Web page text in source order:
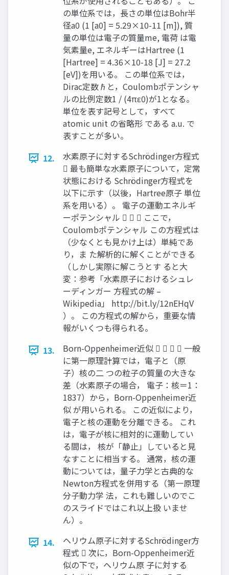
の単位系では，長さの単位はBohr半
径a0 (1 [a0] = 5.29×10-11 [m]), 質
量の単位は電子の質量me, 電荷 は電
気素量e, エネルギーはHartree (1
[Hartree] = 4.36×10-18 [J] = 27.2
[eV])を用いる。 この単位系では，
Dirac定数ℏと，Coulombポテンシャ
ルの比例定数1 / (4πε0)が1となる。
単位を表す記号として，すべて
atomic unit の省略形 である a.u. で
表すことが多い。
12.
水素原子に対するSchrödinger方程式
 最も簡単な水素原子について，定常
状態における Schrödinger方程式を
以下に示す（以後，Hartree原子 単位
系を用いる）。 電子の運動エネルギ
ーポテンシャル    ここで，
Coulombポテンシャル この方程式は
（少なくとも見かけ上は）単純であ
り，ま た解析的に解くことができる
（しかし実際に解こうとす ると大
変：参考「水素原子におけるシュレ
ーディンガー 方程式の解 –
Wikipedia」 http://bit.ly/12nEHqV
）。 この方程式の解から，重要な情
報がいくつも得られる。
13.
Born-Oppenheimer近似     一般
に第一原理計算では，電子と（原
子）核の二 つの粒子の質量の大きな
差（水素原子の場合， 電子：核＝1：
1837）から，Born-Oppenheimer近
似 が用いられる。 この近似により，
電子と核の運動を分離できる。 これ
は，電子が核に相対的に運動してい
る間は， 核が「静止」していると見
なすことに相当する。 通常，核の運
動については，量子力学と古典的な
Newton方程式を併用する（第一原理
分子動力学 法，これも難しいのでこ
のスライドではこれ以上扱 いませ
ん）。
14.
ヘリウム原子に対するSchrödinger方
程式  次に，Born-Oppenheimer近
似の下で，ヘリウム原 子に対する